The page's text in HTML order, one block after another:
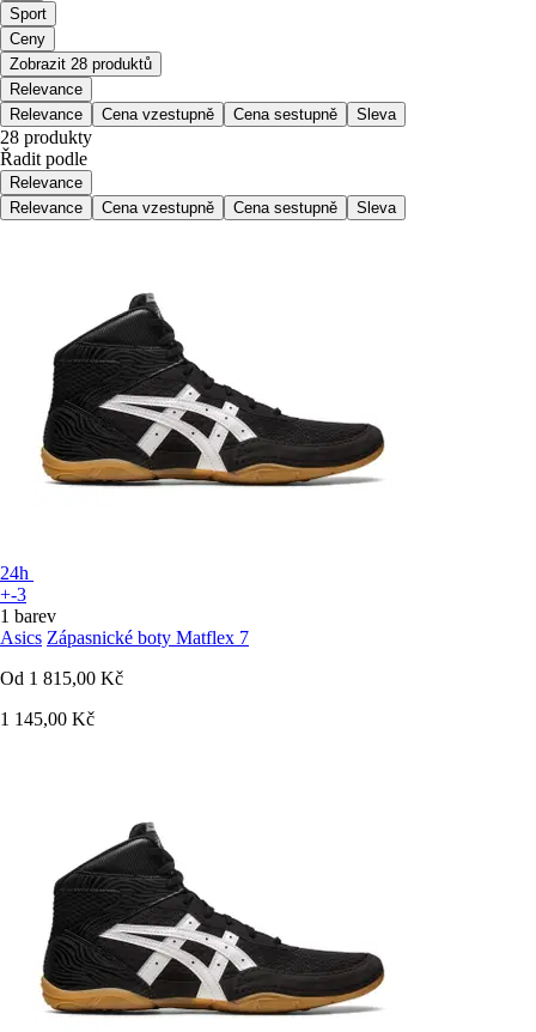
Sport
Ceny
Zobrazit 28 produktů
Relevance
Relevance
Cena vzestupně Cena sestupně Sleva
28 produkty
Řadit podle
Relevance
Relevance
Cena vzestupně Cena sestupně Sleva
24h
+-3
1 barev
Asics Zápasnické boty Matflex 7
Od 1 815,00 Kč
1 145,00 Kč